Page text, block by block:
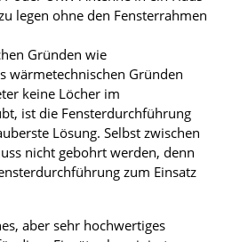
legen ohne den Fensterrahmen
Gründen wie
wärmetechnischen Gründen
keine Löcher im
ist die Fensterdurchführung
Lösung. Selbst zwischen
nicht gebohrt werden, denn
zum Einsatz
aber sehr hochwertiges